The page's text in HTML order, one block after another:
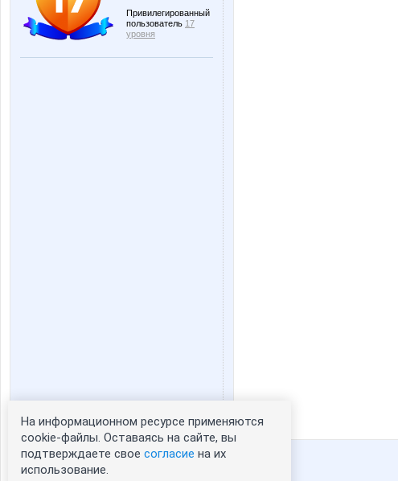
Привилегированный
пользователь 17
уровня
Статистика портрета:
сейчас просматривают портрет - 0
зарегистрированные пользователи
На информационном ресурсе применяются
cookie-файлы. Оставаясь на сайте, вы
подтверждаете свое согласие на их
использование.